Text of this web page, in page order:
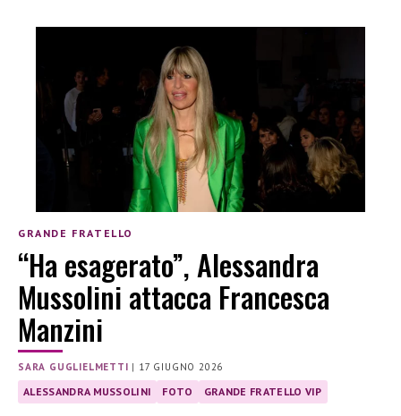
GRANDE FRATELLO
“Ha esagerato”, Alessandra
Mussolini attacca Francesca
Manzini
SARA GUGLIELMETTI | 17 GIUGNO 2026
ALESSANDRA MUSSOLINI FOTO GRANDE FRATELLO VIP